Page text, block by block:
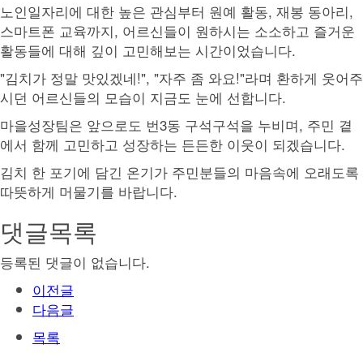
노인일자리에 대한 높은 관심부터 원예 활동, 재봉 동아리,
스마트폰 교육까지, 어르신들이 원하시는 소소하고 즐거운
활동들에 대해 깊이 고민해보는 시간이었습니다.
"김치가 정말 맛있겠네!", "자주 좀 와요!"라며 환하게 웃어주
시던 어르신들의 모습이 지금도 눈에 선합니다.
마을성장팀은 앞으로도 번3동 구석구석을 누비며, 주민 곁
에서 함께 고민하고 성장하는 든든한 이웃이 되겠습니다.
김치 한 포기에 담긴 온기가 주민분들의 마음속에 오래도록
따뜻하게 머물기를 바랍니다.
댓글목록
등록된 댓글이 없습니다.
이전글
다음글
목록